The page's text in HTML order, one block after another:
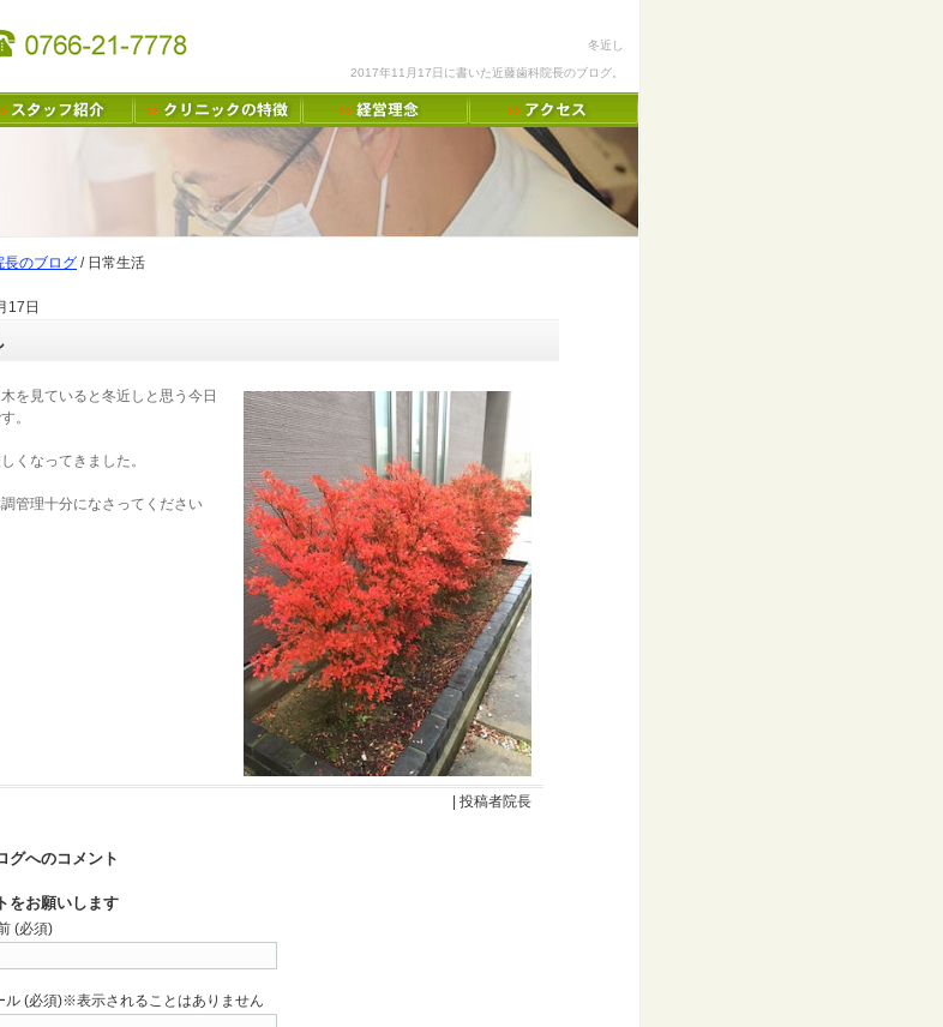
冬近し
2017年11月17日に書いた近藤歯科院長のブログ。
長のブログ / 日常生活
17日
を見ていると冬近しと思う今日
。
くなってきました。
管理十分になさってください
| 投稿者院長
グへのコメント
をお願いします
(必須)
ル (必須)※表示されることはありません